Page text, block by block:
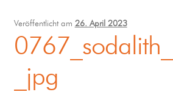
Coaching
Klangmassage
Veröffentlicht am 26. April 2023
_jpg